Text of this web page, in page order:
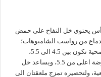
يحتوي خل التفاح على حمض
من رواسب الشامبوهات؛
حيث ان درجة الحموضة في فروة الدماغ الصحية تكون بين 4.5 الى 5.5،
وغالبية الشامبوهات تتضمن على درجة حموضة اعلى من 5.5، ويساعد خل
ولتحضيره تمزج ملعقتان الى